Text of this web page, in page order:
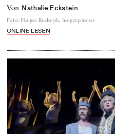
von Nathalie Eckstein
Foto: Holger Rudolph, holger.photos
ONLINE LESEN